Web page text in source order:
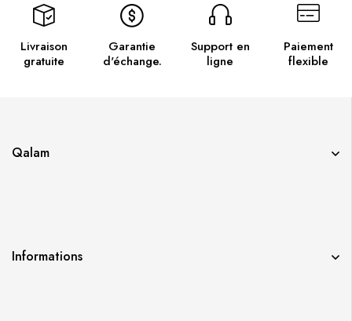
Livraison
gratuite
Garantie
d'échange.
Support en
ligne
Paiement
flexible
Qalam
Informations